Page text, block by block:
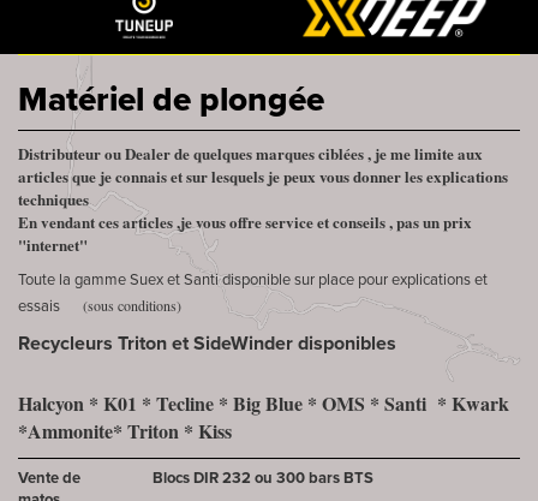
Matériel de plongée
Distributeur ou Dealer de quelques marques ciblées , je me limite aux
articles que je connais et sur lesquels je peux vous donner les explications
techniques
En vendant ces articles ,je vous offre service et conseils , pas un prix
"internet"
Toute la gamme Suex et Santi disponible sur place pour explications et
essais
(sous conditions)
Recycleurs Triton et SideWinder disponibles
Halcyon * K01 * Tecline * Big Blue * OMS * Santi * Kwark
*Ammonite* Triton * Kiss
Vente de
Blocs DIR 232 ou 300 bars BTS